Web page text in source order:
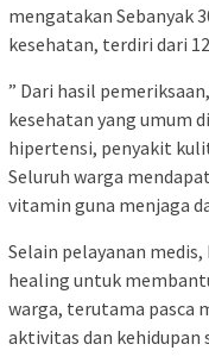
mengatakan Sebanyak
kesehatan, terdiri dari
” Dari hasil
kesehatan yang umum
hipertensi, penyakit
Seluruh warga
vitamin guna menjaga
Selain pelayanan
healing untuk
warga, terutama pasca
aktivitas dan kehidupan